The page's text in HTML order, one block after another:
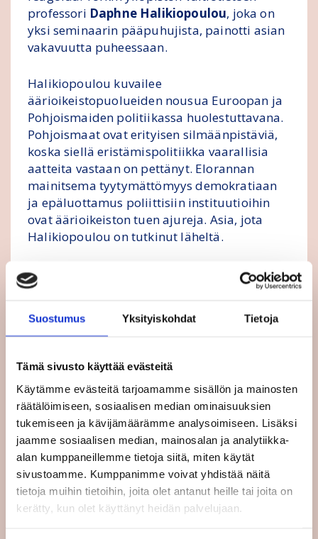
Suostumus Yksityiskohdat Tietoja
Tämä sivusto käyttää evästeitä
Käytämme evästeitä tarjoamamme sisällön ja mainosten
räätälöimiseen, sosiaalisen median ominaisuuksien
tukemiseen ja kävijämäärämme analysoimiseen. Lisäksi
jaamme sosiaalisen median, mainosalan ja analytiikka-
alan kumppaneillemme tietoja siitä, miten käytät
sivustoamme. Kumppanimme voivat yhdistää näitä
tietoja muihin tietoihin, joita olet antanut heille tai joita on
kerätty, kun olet käyttänyt heidän palvelujaan.
professori Daphne Halikiopoulou, joka on
yksi seminaarin pääpuhujista, painotti asian
vakavuutta puheessaan.
Halikiopoulou kuvailee
äärioikeistopuolueiden nousua Euroopan ja
Pohjoismaiden politiikassa huolestuttavana.
Pohjoismaat ovat erityisen silmäänpistäviä,
koska siellä eristämispolitiikka vaarallisia
aatteita vastaan on pettänyt. Elorannan
mainitsema tyytymättömyys demokratiaan
ja epäluottamus poliittisiin instituutioihin
ovat äärioikeiston tuen ajureja. Asia, jota
Halikiopoulou on tutkinut läheltä.
”Tuoreessa tutkimuksessa havaittiin, että
tyytymättömyys demokratiaan ja
liittyy äärioikeiston nousuun”, hän sanoo.
Viime vuonna pidetyissä kansallisissa
vaaleissa 32 prosenttia eurooppalaisista
äänestäjistä valitsi järjestelmänvastaisen
puolueen, kun osuus 2000-luvun alussa oli
20 prosenttia ja 1990-luvun alussa 12
prosenttia.
Tämä luku kertoo Halikiopouloun mukaan
kasvavasta tyytymättömyydestä
järjestelmään ja valtavirtapuolueisiin.